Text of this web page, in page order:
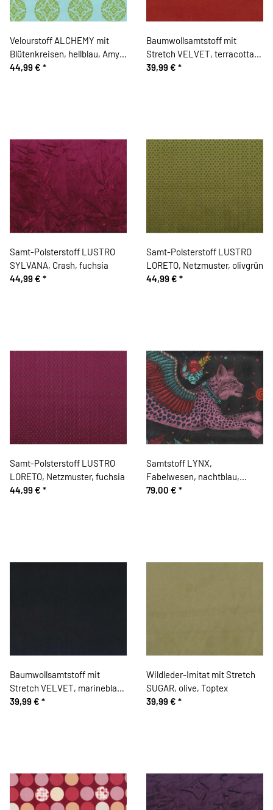
Velourstoff ALCHEMY mit
Blütenkreisen, hellblau, Amy
Butler
44,99 € *
Baumwollsamtstoff mit
Stretch VELVET, terracotta,
Hilco
39,99 € *
Samt-Polsterstoff LUSTRO
SYLVANA, Crash, fuchsia
44,99 € *
Samt-Polsterstoff LUSTRO
LORETO, Netzmuster, olivgrün
44,99 € *
Samt-Polsterstoff LUSTRO
LORETO, Netzmuster, fuchsia
44,99 € *
Samtstoff LYNX,
Fabelwesen, nachtblau,
Emma Shipley
79,00 € *
Baumwollsamtstoff mit
Stretch VELVET, marineblau,
Hilco
39,99 € *
Wildleder-Imitat mit Stretch
SUGAR, olive, Toptex
39,99 € *